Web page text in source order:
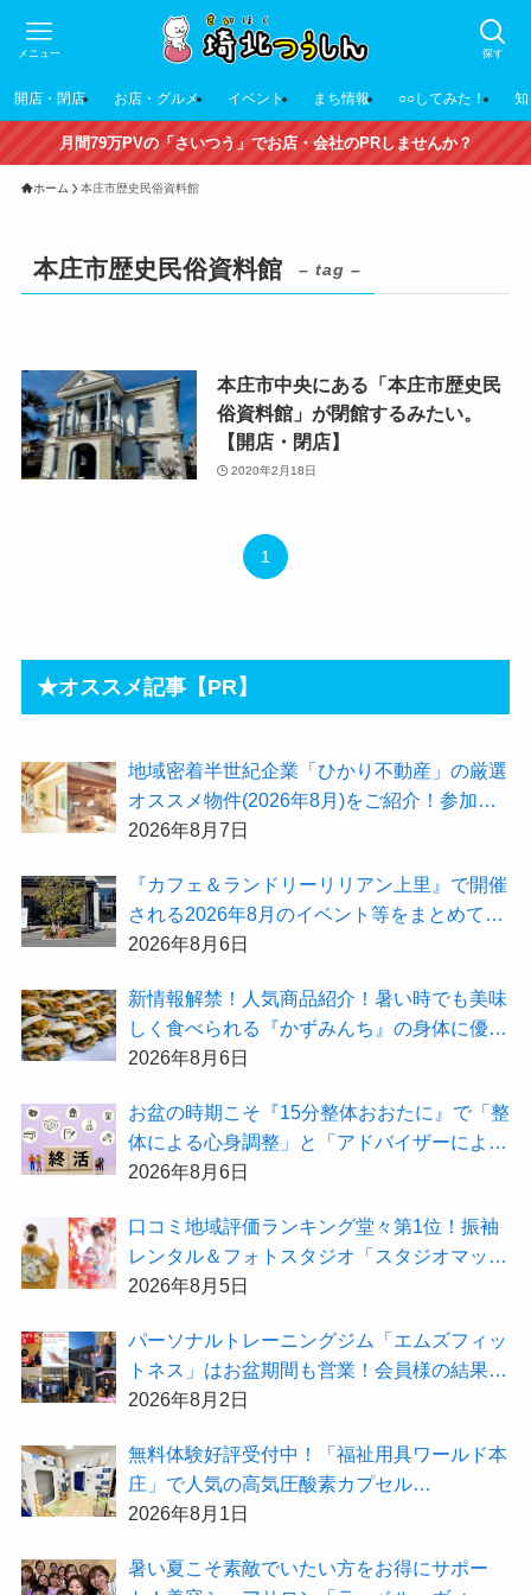
探す
メニュー
開店・閉店 お店・グルメ イベント まち情報 ○○してみた！
月間79万PVの「さいつう」でお店・会社のPRしませんか？
ホーム 本庄市歴史民俗資料館
本庄市歴史民俗資料館 – tag –
本庄市中央にある「本庄市歴史民
俗資料館」が閉館するみたい。
【開店・閉店】
2020年2月18日
1
★オススメ記事【PR】
地域密着半世紀企業「ひかり不動産」の厳選
オススメ物件(2026年8月)をご紹介！参加費
無料『”木の家”新潟工場見学会』のご予約も
2026年8月7日
『カフェ＆ランドリーリリアン上里』で開催
される2026年8月のイベント等をまとめてご
紹介！
2026年8月6日
新情報解禁！人気商品紹介！暑い時でも美味
しく食べられる『かずみんち』の身体に優し
い天然酵母手作り減塩パンを召し上がれ♪
2026年8月6日
お盆の時期こそ『15分整体おおたに』で「整
体による心身調整」と「アドバイザーによる
身辺整理の準備」をしてみませんか？
2026年8月6日
⼝コミ地域評価ランキング堂々第1位！振袖
レンタル＆フォトスタジオ「スタジオマック
ス」がお得な『2026年8月限定キャンペー
2026年8月5日
パーソナルトレーニングジム「エムズフィッ
トネス」はお盆期間も営業！会員様の結果を
大公開★
2026年8月2日
無料体験好評受付中！「福祉用具ワールド本
庄」で人気の高気圧酸素カプセル
「O2BOX（30分500円）」で夏バテ撃退★
2026年8月1日
暑い夏こそ素敵でいたい方をお得にサポー